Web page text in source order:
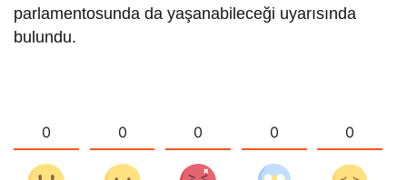
parlamentosunda da yaşanabileceği uyarısında
bulundu.
0 0 0 0 0